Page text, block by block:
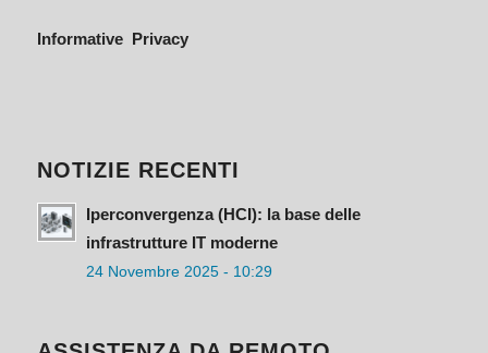
Informative Privacy
NOTIZIE RECENTI
Iperconvergenza (HCI): la base delle
infrastrutture IT moderne
24 Novembre 2025 - 10:29